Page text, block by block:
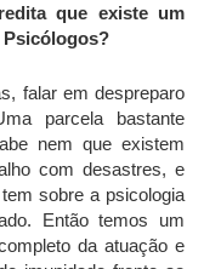
que existe um
Psicólogos?
falar em despreparo
parcela bastante
nem que existem
com desastres, e
sobre a psicologia
Então temos um
da atuação e